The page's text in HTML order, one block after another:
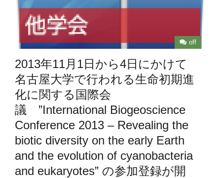
off
2013年11月1日から4日にかけて
名古屋大学で行われる生命初期進
化に関する国際会
議 ”International Biogeoscience
Conference 2013 – Revealing the
biotic diversity on the early Earth
and the evolution of cyanobacteria
and eukaryotes” の参加登録が開